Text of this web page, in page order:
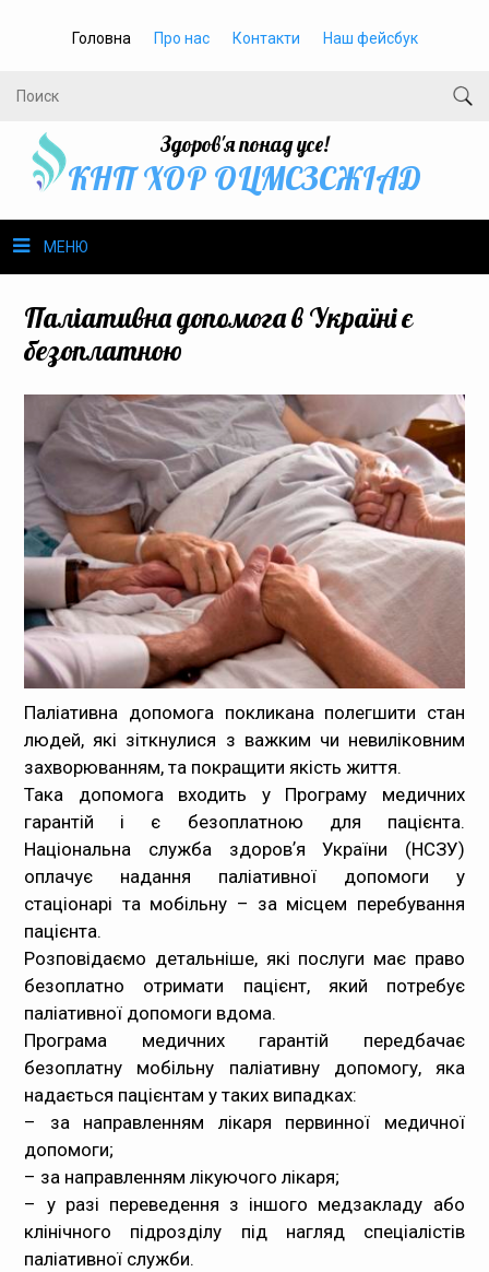
Головна Про нас Контакти Наш фейсбук
Здоров'я понад усе!
КНП ХОР ОЦМСЗСЖIАД
МЕНЮ
Громадське здоров’я
Безбар’єрність
Громадянам
Медпрацівникам
Статистика
Документи
Контакти
Карта сайта
Паліативна допомога в Україні є
безоплатною
Паліативна допомога покликана полегшити стан
людей, які зіткнулися з важким чи невиліковним
захворюванням, та покращити якість життя.
Така допомога входить у Програму медичних
гарантій і є безоплатною для пацієнта.
Національна служба здоровʼя України (НСЗУ)
оплачує надання паліативної допомоги у
стаціонарі та мобільну – за місцем перебування
пацієнта.
Розповідаємо детальніше, які послуги має право
безоплатно отримати пацієнт, який потребує
паліативної допомоги вдома.
Програма медичних гарантій передбачає
безоплатну мобільну паліативну допомогу, яка
надається пацієнтам у таких випадках:
– за направленням лікаря первинної медичної
допомоги;
– за направленням лікуючого лікаря;
– у разі переведення з іншого медзакладу або
клінічного підрозділу під нагляд спеціалістів
паліативної служби.